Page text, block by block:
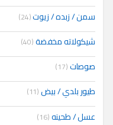
سمن / زبده / زيوت(24)
شيكولاته مخفضة(40)
صوصات(17)
طيور بلدي / بيض(11)
عسل / طحينه(16)